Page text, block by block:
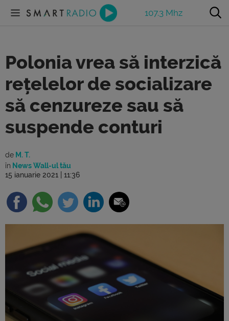
107.3 Mhz
Polonia vrea să interzică
rețelelor de socializare
să cenzureze sau să
suspende conturi
de M. T.
în News Wall-ul tău
15 ianuarie 2021 | 11:36